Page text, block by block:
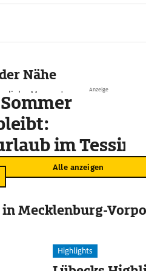
Nähe
Momente
Alle anzeigen
Anzeige
im Tessin
in Mecklenburg-
Highlights